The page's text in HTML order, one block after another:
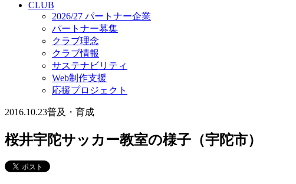
CLUB
2026/27 パートナー企業
パートナー募集
クラブ理念
クラブ情報
サステナビリティ
Web制作支援
応援プロジェクト
2016.10.23普及・育成
桜井宇陀サッカー教室の様子（宇陀市）